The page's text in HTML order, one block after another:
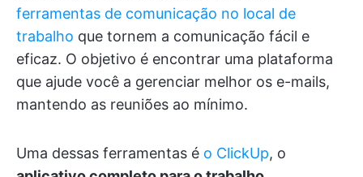
ferramentas de comunicação no local de
trabalho que tornem a comunicação fácil e
eficaz. O objetivo é encontrar uma plataforma
que ajude você a gerenciar melhor os e-mails,
mantendo as reuniões ao mínimo.
Uma dessas ferramentas é o ClickUp, o